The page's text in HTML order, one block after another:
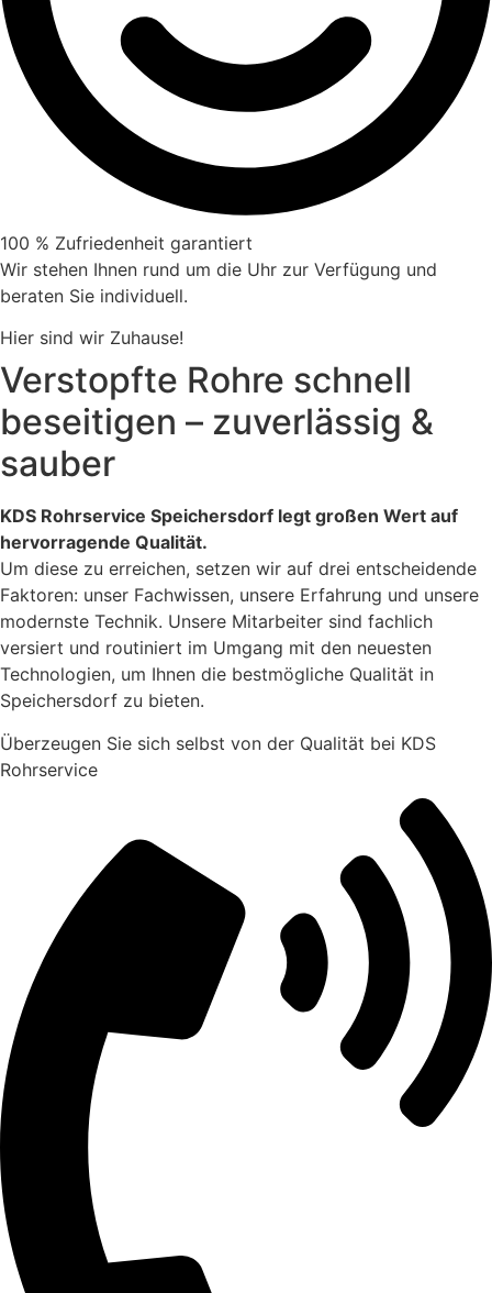
100 % Zufriedenheit garantiert
Wir stehen Ihnen rund um die Uhr zur Verfügung und
beraten Sie individuell.
Hier sind wir Zuhause!
Verstopfte Rohre schnell
beseitigen – zuverlässig &
sauber
KDS Rohrservice Speichersdorf legt großen Wert auf
hervorragende Qualität.
Um diese zu erreichen, setzen wir auf drei entscheidende
Faktoren: unser Fachwissen, unsere Erfahrung und unsere
modernste Technik. Unsere Mitarbeiter sind fachlich
versiert und routiniert im Umgang mit den neuesten
Technologien, um Ihnen die bestmögliche Qualität in
Speichersdorf zu bieten.
Überzeugen Sie sich selbst von der Qualität bei KDS
Rohrservice